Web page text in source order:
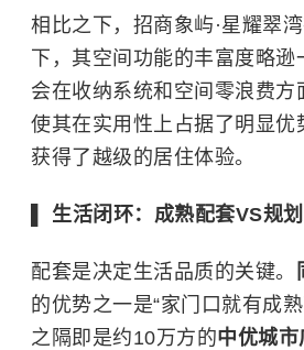
相比之下，招商象屿·星耀翠
下，其空间功能的丰富度略
会在收纳系统和空间零浪费方
使其在实用性上占据了明显优
获得了越级的居住体验。
▌ 生活闭环：成熟配套VS规
配套是决定生活品质的关键。
的优势之一是“家门口就有成
之隔即是约10万方的中优城市